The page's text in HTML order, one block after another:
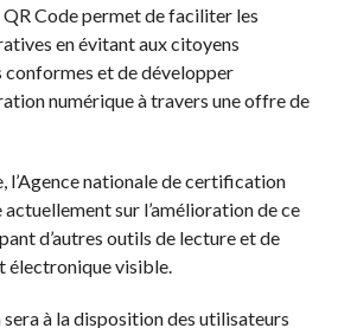
Code permet de faciliter les
en évitant aux citoyens
conformes et de développer
numérique à travers une offre de
l’Agence nationale de certification
sur l’amélioration de ce
d’autres outils de lecture et de
électronique visible.
à la disposition des utilisateurs